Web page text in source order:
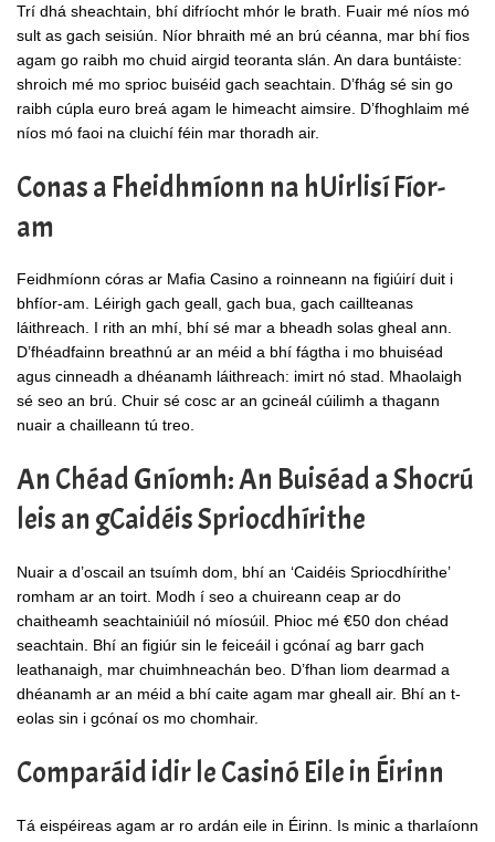
Trí dhá sheachtain, bhí difríocht mhór le brath. Fuair mé níos mó
sult as gach seisiún. Níor bhraith mé an brú céanna, mar bhí fios
agam go raibh mo chuid airgid teoranta slán. An dara buntáiste:
shroich mé mo sprioc buiséid gach seachtain. D’fhág sé sin go
raibh cúpla euro breá agam le himeacht aimsire. D’fhoghlaim mé
níos mó faoi na cluichí féin mar thoradh air.
Conas a Fheidhmíonn na hUirlisí Fíor-
am
Feidhmíonn córas ar Mafia Casino a roinneann na figiúirí duit i
bhfíor-am. Léirigh gach geall, gach bua, gach caillteanas
láithreach. I rith an mhí, bhí sé mar a bheadh solas gheal ann.
D’fhéadfainn breathnú ar an méid a bhí fágtha i mo bhuiséad
agus cinneadh a dhéanamh láithreach: imirt nó stad. Mhaolaigh
sé seo an brú. Chuir sé cosc ar an gcineál cúilimh a thagann
nuair a chailleann tú treo.
An Chéad Gníomh: An Buiséad a Shocrú
leis an gCaidéis Spriocdhírithe
Nuair a d’oscail an tsuímh dom, bhí an ‘Caidéis Spriocdhírithe’
romham ar an toirt. Modh í seo a chuireann ceap ar do
chaitheamh seachtainiúil nó míosúil. Phioc mé €50 don chéad
seachtain. Bhí an figiúr sin le feiceáil i gcónaí ag barr gach
leathanaigh, mar chuimhneachán beo. D’fhan liom dearmad a
dhéanamh ar an méid a bhí caite agam mar gheall air. Bhí an t-
eolas sin i gcónaí os mo chomhair.
Comparáid idir le Casinó Eile in Éirinn
Tá eispéireas agam ar ro ardán eile in Éirinn. Is minic a tharlaíonn